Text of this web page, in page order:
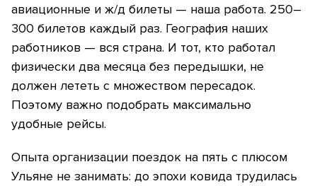
авиационные и ж/д билеты — наша работа. 250–
300 билетов каждый раз. География наших
работников — вся страна. И тот, кто работал
физически два месяца без передышки, не
должен лететь с множеством пересадок.
Поэтому важно подобрать максимально
удобные рейсы.
Опыта организации поездок на пять с плюсом
Ульяне не занимать: до эпохи ковида трудилась